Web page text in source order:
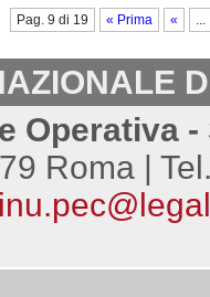
Pag. 9 di 19 « Prima « ...
Operativa
Roma |